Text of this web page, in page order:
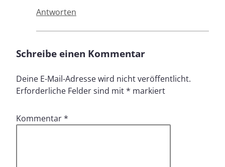
Antworten
Schreibe einen Kommentar
Deine E-Mail-Adresse wird nicht veröffentlicht.
Erforderliche Felder sind mit* markiert
Kommentar*